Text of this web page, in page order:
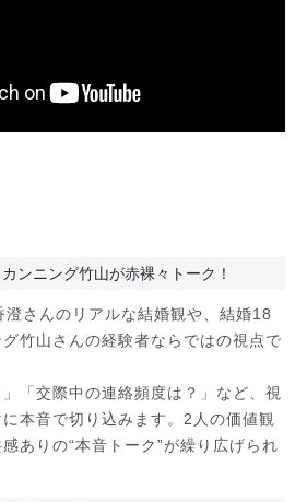
ンニング竹山が赤裸々トーク！
さんのリアルな結婚観や、結婚18
竹山さんの経験者ならではの視点で
」「交際中の連絡頻度は？」など、視
本音で切り込みます。2人の価値観
ありの“本音トーク”が繰り広げられ